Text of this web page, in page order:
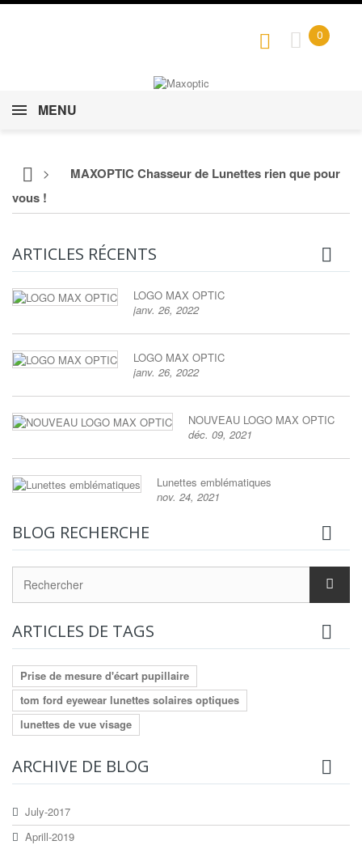
0
MENU
>
MAXOPTIC Chasseur de Lunettes rien que pour
vous !
ARTICLES RÉCENTS
LOGO MAX OPTIC
janv. 26, 2022
LOGO MAX OPTIC
janv. 26, 2022
NOUVEAU LOGO MAX OPTIC
déc. 09, 2021
Lunettes emblématiques
nov. 24, 2021
BLOG RECHERCHE
ARTICLES DE TAGS
Prise de mesure d'écart pupillaire
tom ford eyewear lunettes solaires optiques
lunettes de vue visage
ARCHIVE DE BLOG
July-2017
Aprill-2019